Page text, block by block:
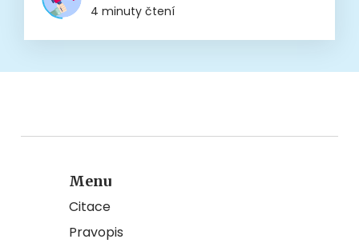
4 minuty čtení
Menu
Citace
Pravopis